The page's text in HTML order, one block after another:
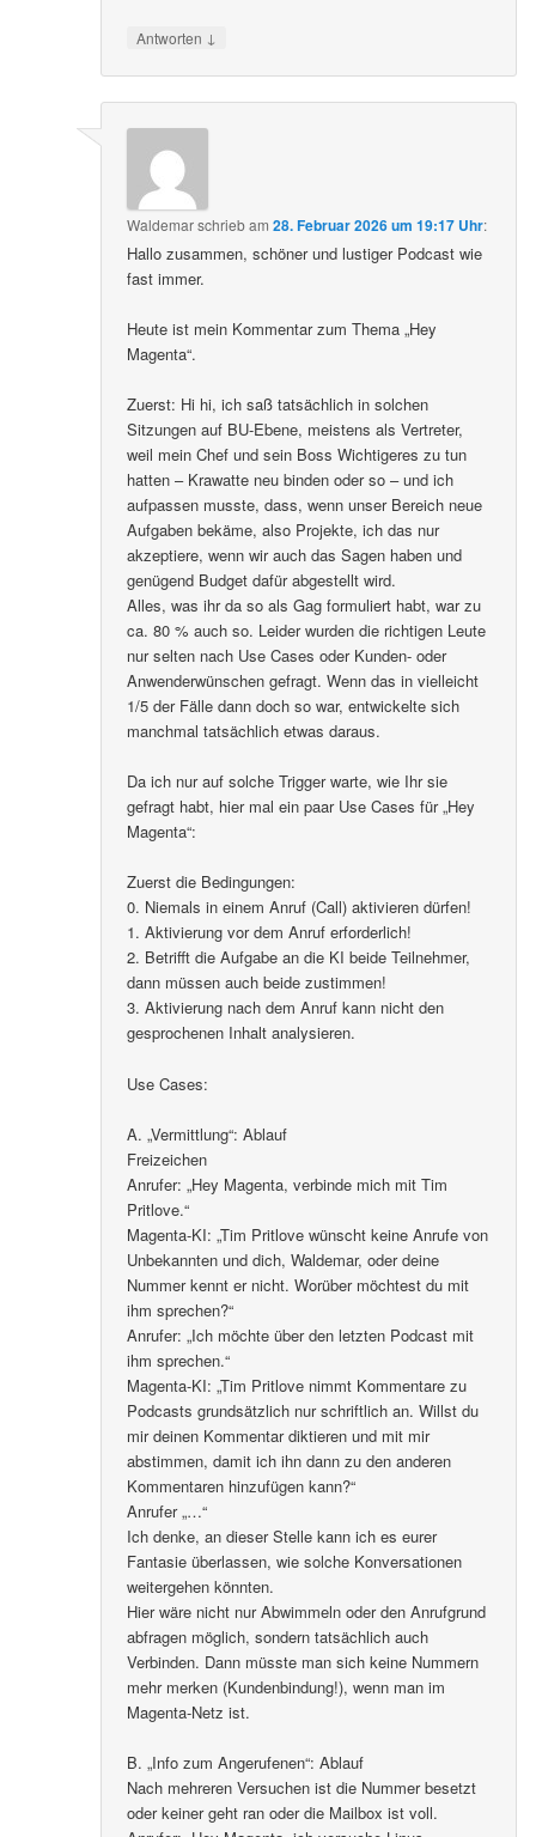
Antworten ↓
Waldemarschriebam28. Februar 2026 um 19:17 Uhr:
Hallo zusammen, schöner und lustiger Podcast wie
fast immer.
Heute ist mein Kommentar zum Thema „Hey
Magenta“.
Zuerst: Hi hi, ich saß tatsächlich in solchen
Sitzungen auf BU-Ebene, meistens als Vertreter,
weil mein Chef und sein Boss Wichtigeres zu tun
hatten – Krawatte neu binden oder so – und ich
aufpassen musste, dass, wenn unser Bereich neue
Aufgaben bekäme, also Projekte, ich das nur
akzeptiere, wenn wir auch das Sagen haben und
genügend Budget dafür abgestellt wird.
Alles, was ihr da so als Gag formuliert habt, war zu
ca. 80 % auch so. Leider wurden die richtigen Leute
nur selten nach Use Cases oder Kunden- oder
Anwenderwünschen gefragt. Wenn das in vielleicht
1/5 der Fälle dann doch so war, entwickelte sich
manchmal tatsächlich etwas daraus.
Da ich nur auf solche Trigger warte, wie Ihr sie
gefragt habt, hier mal ein paar Use Cases für „Hey
Magenta“:
Zuerst die Bedingungen:
0. Niemals in einem Anruf (Call) aktivieren dürfen!
1. Aktivierung vor dem Anruf erforderlich!
2. Betrifft die Aufgabe an die KI beide Teilnehmer,
dann müssen auch beide zustimmen!
3. Aktivierung nach dem Anruf kann nicht den
gesprochenen Inhalt analysieren.
Use Cases:
A. „Vermittlung“: Ablauf
Freizeichen
Anrufer: „Hey Magenta, verbinde mich mit Tim
Pritlove.“
Magenta-KI: „Tim Pritlove wünscht keine Anrufe von
Unbekannten und dich, Waldemar, oder deine
Nummer kennt er nicht. Worüber möchtest du mit
ihm sprechen?“
Anrufer: „Ich möchte über den letzten Podcast mit
ihm sprechen.“
Magenta-KI: „Tim Pritlove nimmt Kommentare zu
Podcasts grundsätzlich nur schriftlich an. Willst du
mir deinen Kommentar diktieren und mit mir
abstimmen, damit ich ihn dann zu den anderen
Kommentaren hinzufügen kann?“
Anrufer „…“
Ich denke, an dieser Stelle kann ich es eurer
Fantasie überlassen, wie solche Konversationen
weitergehen könnten.
Hier wäre nicht nur Abwimmeln oder den Anrufgrund
abfragen möglich, sondern tatsächlich auch
Verbinden. Dann müsste man sich keine Nummern
mehr merken (Kundenbindung!), wenn man im
Magenta-Netz ist.
B. „Info zum Angerufenen“: Ablauf
Nach mehreren Versuchen ist die Nummer besetzt
oder keiner geht ran oder die Mailbox ist voll.